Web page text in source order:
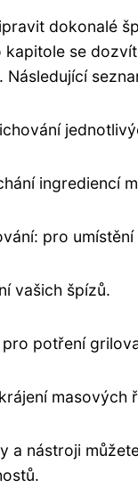
dokonalé
se
Následující
ingrediencí
pro
vašich špízů.
potření
masových
a nástroji